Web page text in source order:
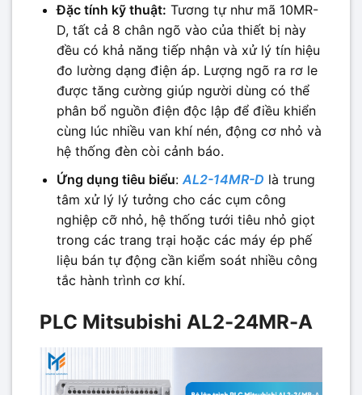
Đặc tính kỹ thuật: Tương tự như mã 10MR-
D, tất cả 8 chân ngõ vào của thiết bị này
đều có khả năng tiếp nhận và xử lý tín hiệu
đo lường dạng điện áp. Lượng ngõ ra rơ le
được tăng cường giúp người dùng có thể
phân bổ nguồn điện độc lập để điều khiển
cùng lúc nhiều van khí nén, động cơ nhỏ và
hệ thống đèn còi cảnh báo.
Ứng dụng tiêu biểu: AL2-14MR-D là trung
tâm xử lý lý tưởng cho các cụm công
nghiệp cỡ nhỏ, hệ thống tưới tiêu nhỏ giọt
trong các trang trại hoặc các máy ép phế
liệu bán tự động cần kiểm soát nhiều công
tắc hành trình cơ khí.
PLC Mitsubishi AL2-24MR-A